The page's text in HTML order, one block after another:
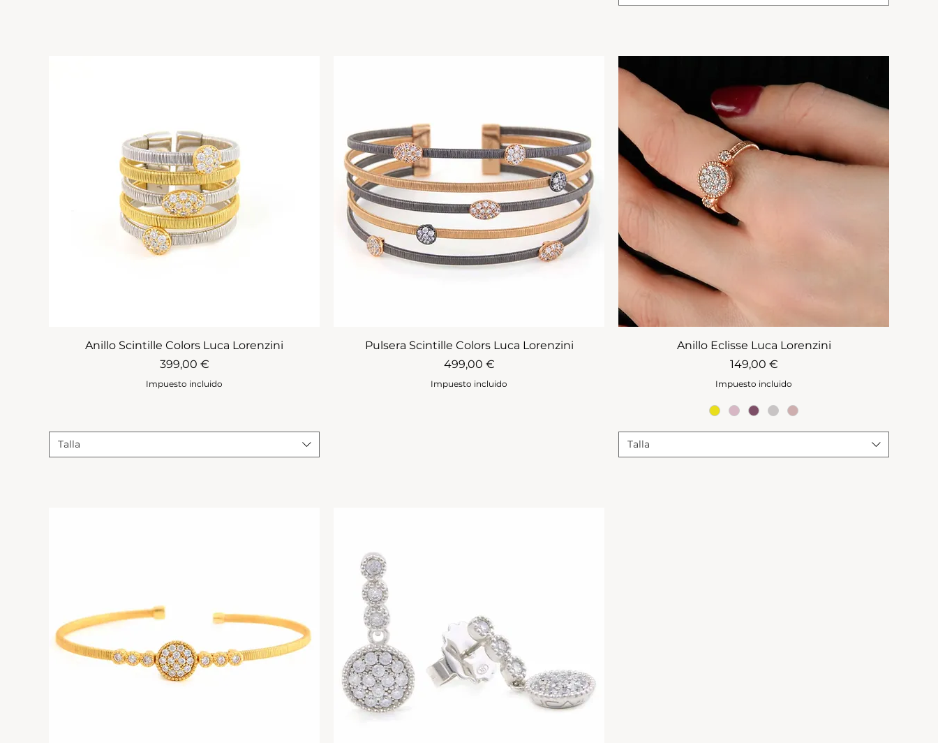
Anillo Scintille Colors Luca Lorenzini
Precio
399,00 €
Impuesto incluido
Talla
Pulsera Scintille Colors Luca Lorenzini
Precio
499,00 €
Impuesto incluido
Anillo Eclisse Luca Lorenzini
Precio
149,00 €
Impuesto incluido
Talla